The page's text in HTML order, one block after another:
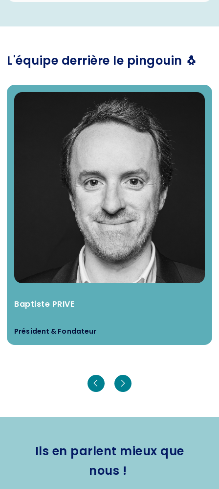
L'équipe derrière le pingouin 🐧
Baptiste PRIVE
Président & Fondateur
Ils en parlent mieux que
nous !